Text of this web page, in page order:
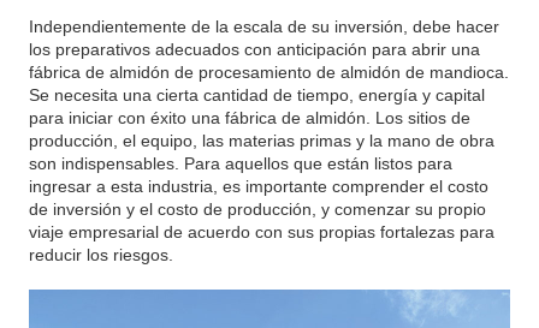
Independientemente de la escala de su inversión, debe hacer
los preparativos adecuados con anticipación para abrir una
fábrica de almidón de procesamiento de almidón de mandioca.
Se necesita una cierta cantidad de tiempo, energía y capital
para iniciar con éxito una fábrica de almidón. Los sitios de
producción, el equipo, las materias primas y la mano de obra
son indispensables. Para aquellos que están listos para
ingresar a esta industria, es importante comprender el costo
de inversión y el costo de producción, y comenzar su propio
viaje empresarial de acuerdo con sus propias fortalezas para
reducir los riesgos.